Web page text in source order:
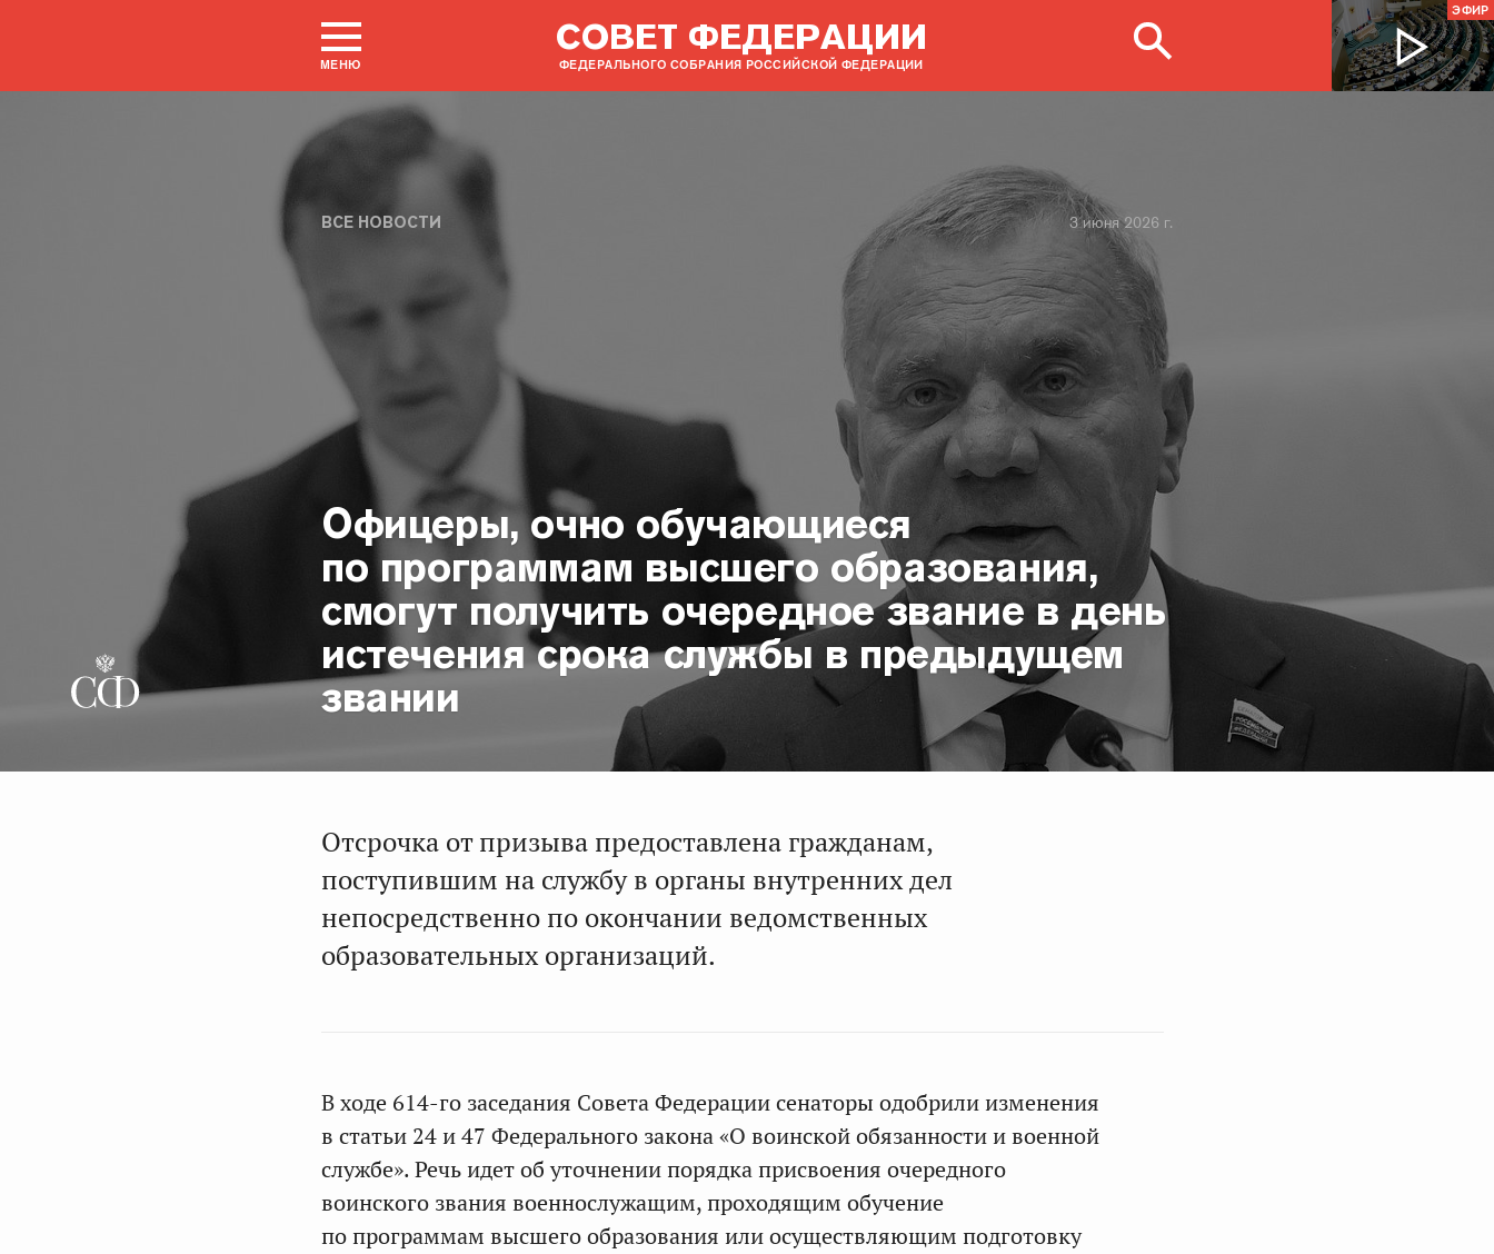
МЕНЮ
СОВЕТ ФЕДЕРАЦИИ
ФЕДЕРАЛЬНОГО СОБРАНИЯ РОССИЙСКОЙ ФЕДЕРАЦИИ
ЭФИР
ВСЕ НОВОСТИ
Офицеры, очно обучающиеся
по программам высшего образования,
смогут получить очередное звание в день
истечения срока службы в предыдущем
звании
3 июня 2026 г.
Отсрочка от призыва предоставлена гражданам,
поступившим на службу в органы внутренних дел
непосредственно по окончании ведомственных
образовательных организаций.
В ходе 614-го заседания Совета Федерации сенаторы одобрили изменения
в статьи 24 и 47 Федерального закона «О воинской обязанности и военной
службе». Речь идет об уточнении порядка присвоения очередного
воинского звания военнослужащим, проходящим обучение
по программам высшего образования или осуществляющим подготовку